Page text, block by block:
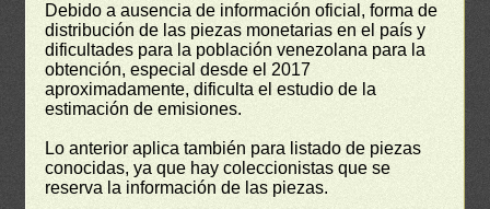
Debido a ausencia de información oficial, forma de
distribución de las piezas monetarias en el país y
dificultades para la población venezolana para la
obtención, especial desde el 2017
aproximadamente, dificulta el estudio de la
estimación de emisiones.
Lo anterior aplica también para listado de piezas
conocidas, ya que hay coleccionistas que se
reserva la información de las piezas.